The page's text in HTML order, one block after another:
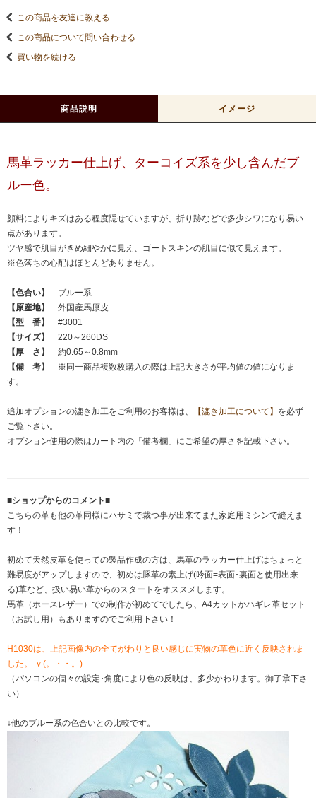
この商品を友達に教える
この商品について問い合わせる
買い物を続ける
商品説明 イメージ
馬革ラッカー仕上げ、ターコイズ系を少し含んだブ
ルー色。
顔料によりキズはある程度隠せていますが、折り跡などで多少シワになり易い
点があります。
ツヤ感で肌目がきめ細やかに見え、ゴートスキンの肌目に似て見えます。
※色落ちの心配はほとんどありません。
【色合い】
ブルー系
【原産地】
外国産馬原皮
【型 番】
#3001
【サイズ】
220～260DS
【厚 さ】
約0.65～0.8mm
【備 考】
※同一商品複数枚購入の際は上記大きさが平均値の値になりま
す。
追加オプションの漉き加工をご利用のお客様は、 【漉き加工について】 を必ず
ご覧下さい。
オプション使用の際はカート内の「備考欄」にご希望の厚さを記載下さい。
■ショップからのコメント■
こちらの革も他の革同様にハサミで裁つ事が出来てまた家庭用ミシンで縫えま
す！
初めて天然皮革を使っての製品作成の方は、馬革のラッカー仕上げはちょっと
難易度がアップしますので、初めは豚革の素上げ(吟面=表面･裏面と使用出来
る)革など、扱い易い革からのスタートをオススメします。
馬革（ホースレザー）での制作が初めてでしたら、A4カットかハギレ革セット
（お試し用）もありますのでご利用下さい！
H1030は、上記画像内の全てがわりと良い感じに実物の革色に近く反映されま
した。 ｖ(。・・。)
（パソコンの個々の設定･角度により色の反映は、多少かわります。御了承下さ
い）
↓他のブルー系の色合いとの比較です。